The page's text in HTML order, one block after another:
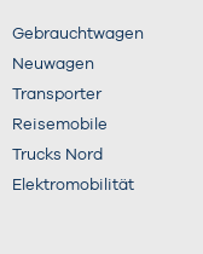
Gebrauchtwagen
Neuwagen
Transporter
Reisemobile
Trucks Nord
Elektromobilität